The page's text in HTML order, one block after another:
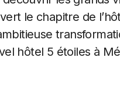
le chapitre de
hôtel 5 étoiles à